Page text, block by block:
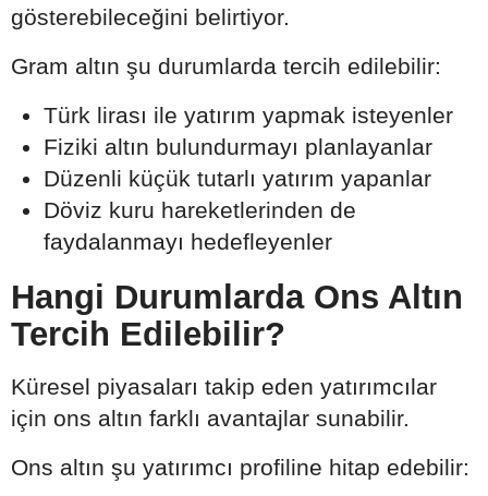
gösterebileceğini belirtiyor.
Gram altın şu durumlarda tercih edilebilir:
Türk lirası ile yatırım yapmak isteyenler
Fiziki altın bulundurmayı planlayanlar
Düzenli küçük tutarlı yatırım yapanlar
Döviz kuru hareketlerinden de
faydalanmayı hedefleyenler
Hangi Durumlarda Ons Altın
Tercih Edilebilir?
Küresel piyasaları takip eden yatırımcılar
için ons altın farklı avantajlar sunabilir.
Ons altın şu yatırımcı profiline hitap edebilir: